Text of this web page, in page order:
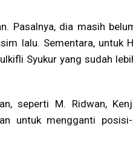
Pasalnya, dia masih
lalu. Sementara, untuk
Syukur yang sudah
seperti M. Ridwan,
untuk mengganti